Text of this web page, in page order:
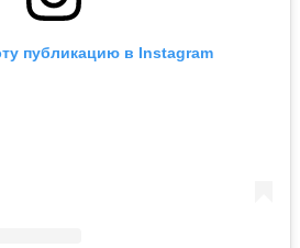
публикацию в Instagram